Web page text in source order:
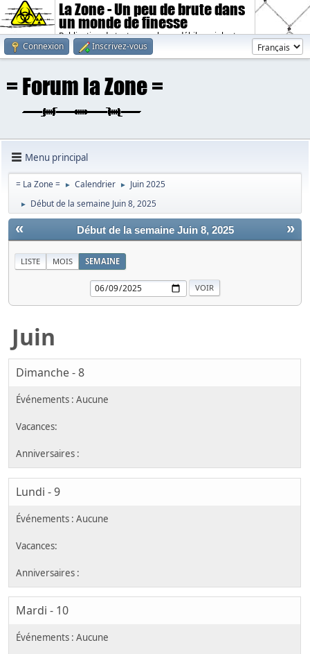
La Zone - Un peu de brute dans
un monde de finesse
Publication de textes sombres, débiles, violents.
Connexion
Inscrivez-vous
Menu principal
= La Zone = ► Calendrier ► Juin 2025
► Début de la semaine Juin 8, 2025
« »
Début de la semaine Juin 8, 2025
LISTE MOIS SEMAINE
Juin
Dimanche - 8
Lundi - 9
Mardi - 10